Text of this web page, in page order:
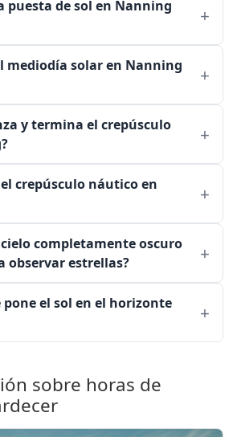
puesta de sol en Nanning
mediodía solar en Nanning
y termina el crepúsculo
crepúsculo náutico en
completamente oscuro
observar estrellas?
pone el sol en el horizonte
sobre horas de